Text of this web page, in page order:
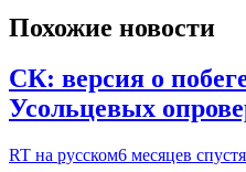
Похожие новости
СК: версия о
Усольцевых
RT на русском6 месяцев спустя